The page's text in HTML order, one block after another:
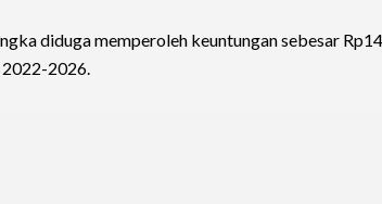
diduga memperoleh keuntungan sebesar
2022-2026.